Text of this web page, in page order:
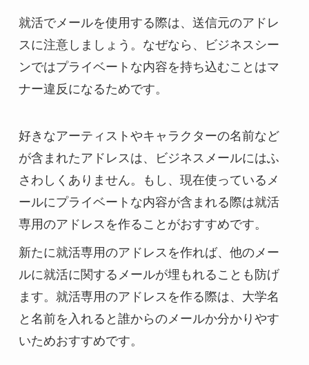
就活でメールを使用する際は、送信元のアドレ
スに注意しましょう。なぜなら、ビジネスシー
ンではプライベートな内容を持ち込むことはマ
ナー違反になるためです。
好きなアーティストやキャラクターの名前など
が含まれたアドレスは、ビジネスメールにはふ
さわしくありません。もし、現在使っているメ
ールにプライベートな内容が含まれる際は就活
専用のアドレスを作ることがおすすめです。
新たに就活専用のアドレスを作れば、他のメー
ルに就活に関するメールが埋もれることも防げ
ます。就活専用のアドレスを作る際は、大学名
と名前を入れると誰からのメールか分かりやす
いためおすすめです。